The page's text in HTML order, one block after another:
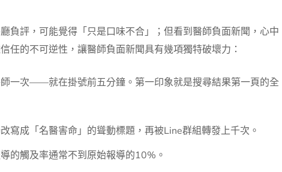
負評，可能覺得「只是口味不合」；但看到醫師負面新聞，心中
任的不可逆性，讓醫師負面新聞具有幾項獨特破壞力：
師一次——就在掛號前五分鐘。第一印象就是搜尋結果第一頁的全
寫成「名醫害命」的聳動標題，再被Line群組轉發上千次。
的觸及率通常不到原始報導的10%。